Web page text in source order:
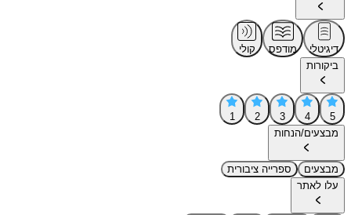
דיגיטלי מודפס
קולי
ביקורות
5
4
3
2
1
מבצעים/הנחות
מבצעים
ספרייה ציבורית
עלו לאתר